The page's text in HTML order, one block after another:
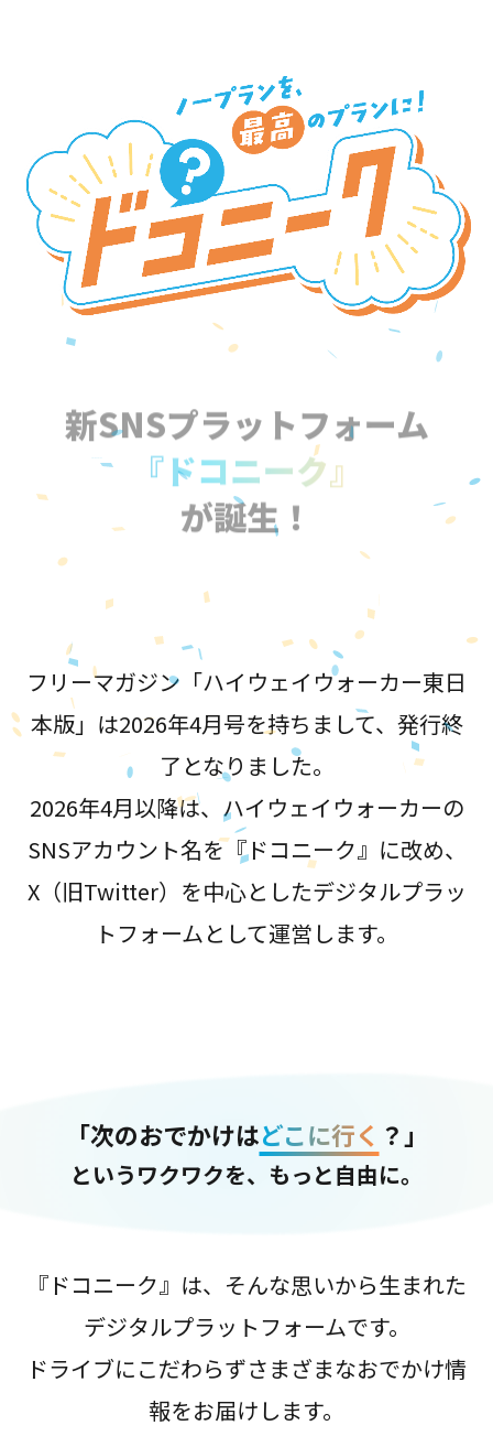
新SNSプラットフォーム
『ドコニーク』
が誕生！
フリーマガジン「ハイウェイウォーカー東日
本版」は2026年4月号を持ちまして、発行終
了となりました。
2026年4月以降は、ハイウェイウォーカーの
SNSアカウント名を『ドコニーク』に改め、
X（旧Twitter）を中心としたデジタルプラッ
トフォームとして運営します。
「次のおでかけはどこに行く ？」
というワクワクを、もっと自由に。
『ドコニーク』は、そんな思いから生まれた
デジタルプラットフォームです。
ドライブにこだわらずさまざまなおでかけ情
報をお届けします。